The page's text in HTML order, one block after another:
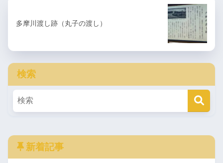
多摩川渡し跡（丸子の渡し）
検索
新着記事